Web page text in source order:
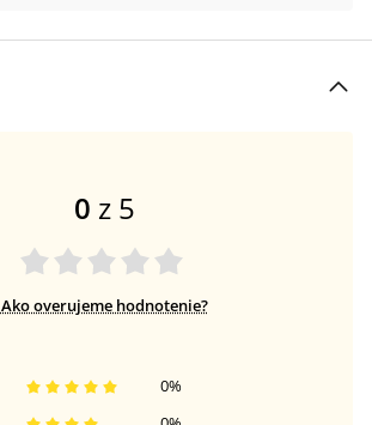
0 z 5
Ako overujeme hodnotenie?
0%